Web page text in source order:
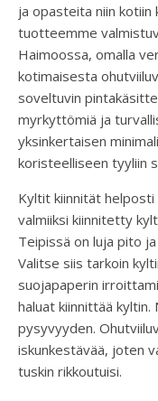
ja opasteita niin kotiin
tuotteemme
Haimoossa, omalla
kotimaisesta
soveltuvin
myrkyttömiä ja
yksinkertaisen
koristeelliseen tyyliin
Kyltit kiinnität helposti
valmiiksi kiinnitetty
Teipissä on luja pito
Valitse siis tarkoin
suojapaperin
haluat kiinnittää kyltin.
pysyvyyden.
iskunkestävää, joten
tuskin rikkoutuisi.